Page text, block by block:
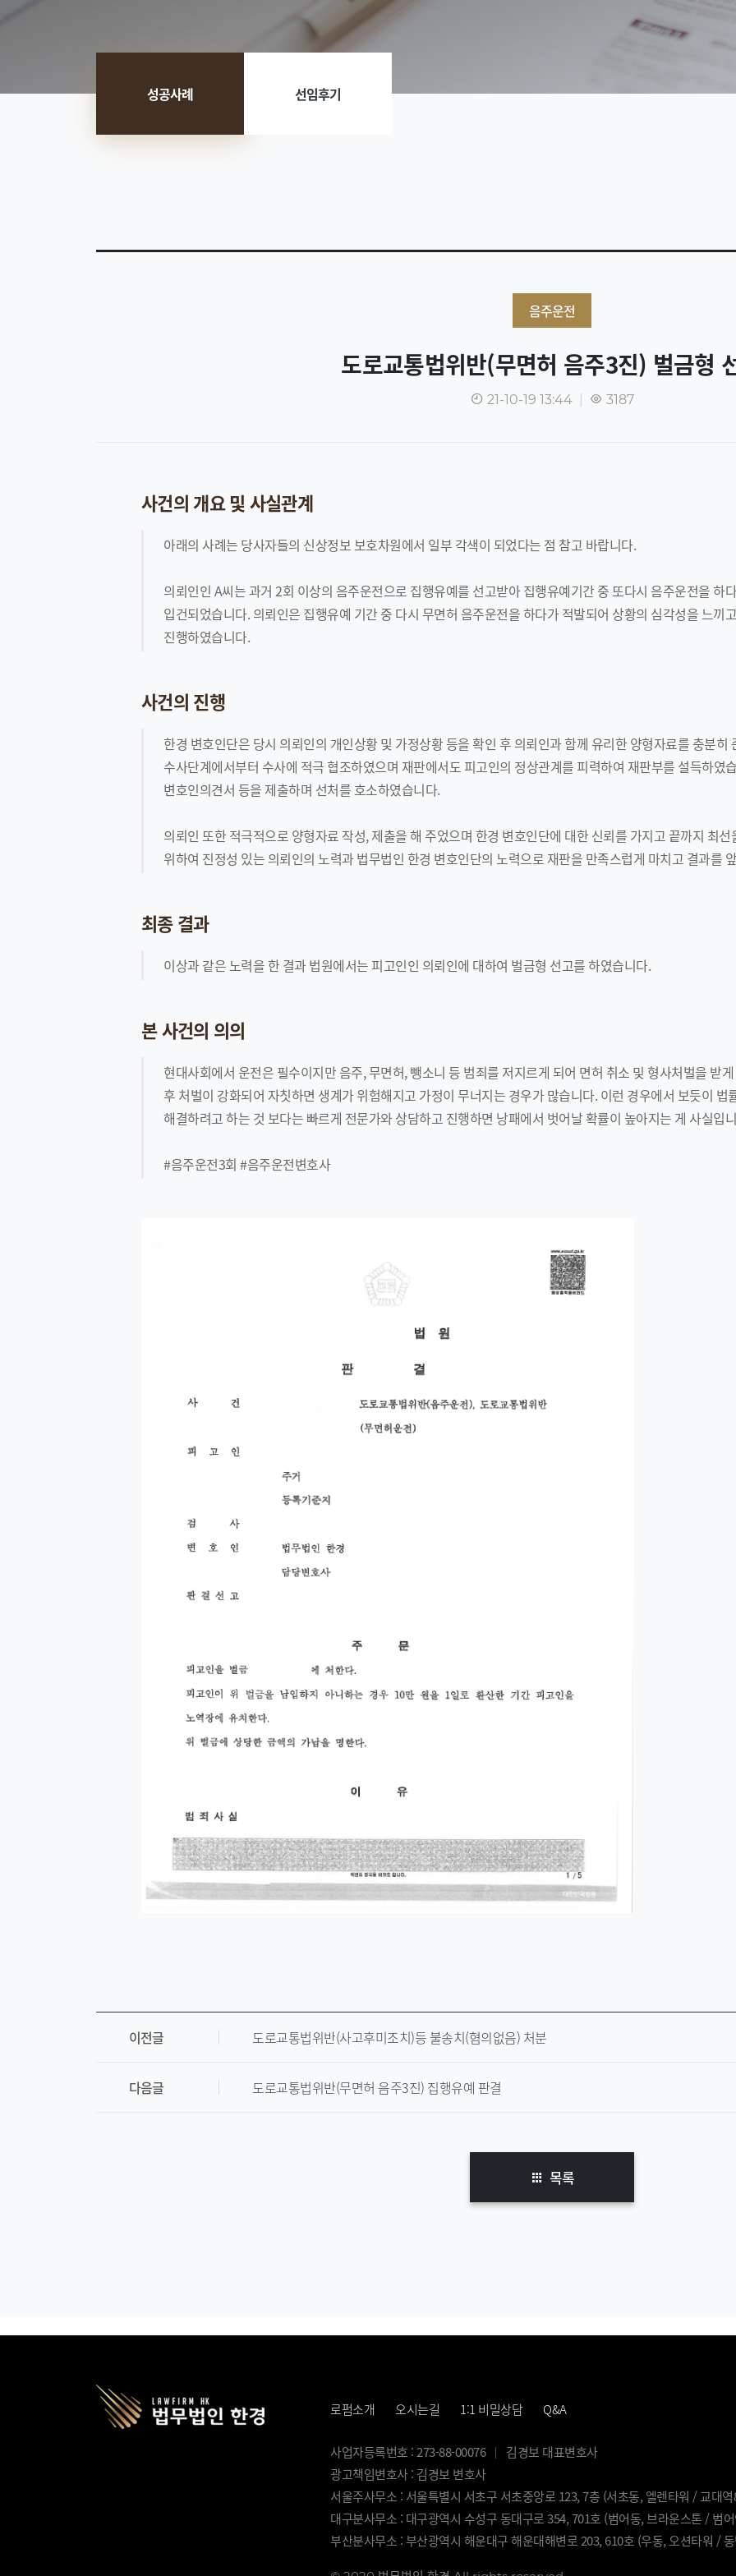
성공사례 선임후기
음주운전
도로교통법위반(무면허 음주3진) 벌금형
21-10-19 13:44 3187
사건의 개요 및 사실관계
아래의 사례는 당사자들의 신상정보 보호차원에서 일부 각색이 되었다는 점 참고 바랍니다.
의뢰인인 A씨는 과거 2회 이상의 음주운전으로 집행유예를 선고받아 집행유예기간 중 또다시 음주운전을 하
입건되었습니다. 의뢰인은 집행유예 기간 중 다시 무면허 음주운전을 하다가 적발되어 상황의 심각성을 느끼
진행하였습니다.
사건의 진행
한경 변호인단은 당시 의뢰인의 개인상황 및 가정상황 등을 확인 후 의뢰인과 함께 유리한 양형자료를 충분
수사단계에서부터 수사에 적극 협조하였으며 재판에서도 피고인의 정상관계를 피력하여 재판부를 설득하였
변호인의견서 등을 제출하며 선처를 호소하였습니다.
의뢰인 또한 적극적으로 양형자료 작성, 제출을 해 주었으며 한경 변호인단에 대한 신뢰를 가지고 끝까지 최
위하여 진정성 있는 의뢰인의 노력과 법무법인 한경 변호인단의 노력으로 재판을 만족스럽게 마치고 결과를
최종 결과
이상과 같은 노력을 한 결과 법원에서는 피고인인 의뢰인에 대하여 벌금형 선고를 하였습니다.
본 사건의 의의
현대사회에서 운전은 필수이지만 음주, 무면허, 뺑소니 등 범죄를 저지르게 되어 면허 취소 및 형사처벌을 받
후 처벌이 강화되어 자칫하면 생계가 위험해지고 가정이 무너지는 경우가 많습니다. 이런 경우에서 보듯이 법
해결하려고 하는 것 보다는 빠르게 전문가와 상담하고 진행하면 낭패에서 벗어날 확률이 높아지는 게 사실입
#음주운전3회 #음주운전변호사
이전글 도로교통법위반(사고후미조치)등 불송치(혐의없음) 처분
다음글 도로교통법위반(무면허 음주3진) 집행유예 판결
목록
로펌소개 오시는길 1:1 비밀상담 Q&A
사업자등록번호 : 273-88-00076
김경보 대표변호사
광고책임변호사 : 김경보 변호사
서울주사무소 : 서울특별시 서초구 서초중앙로 123, 7층 (서초동, 엘렌타워 / 교대
대구분사무소 : 대구광역시 수성구 동대구로 354, 701호 (범어동, 브라운스톤 / 범
부산분사무소 : 부산광역시 해운대구 해운대해변로 203, 610호 (우동, 오션타워 /